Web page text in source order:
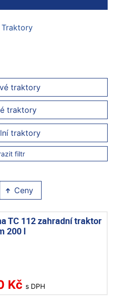
Traktory
traktory
traktory
traktory
filtr
Ceny
TC 112 zahradní traktor
200 l
Kč s DPH